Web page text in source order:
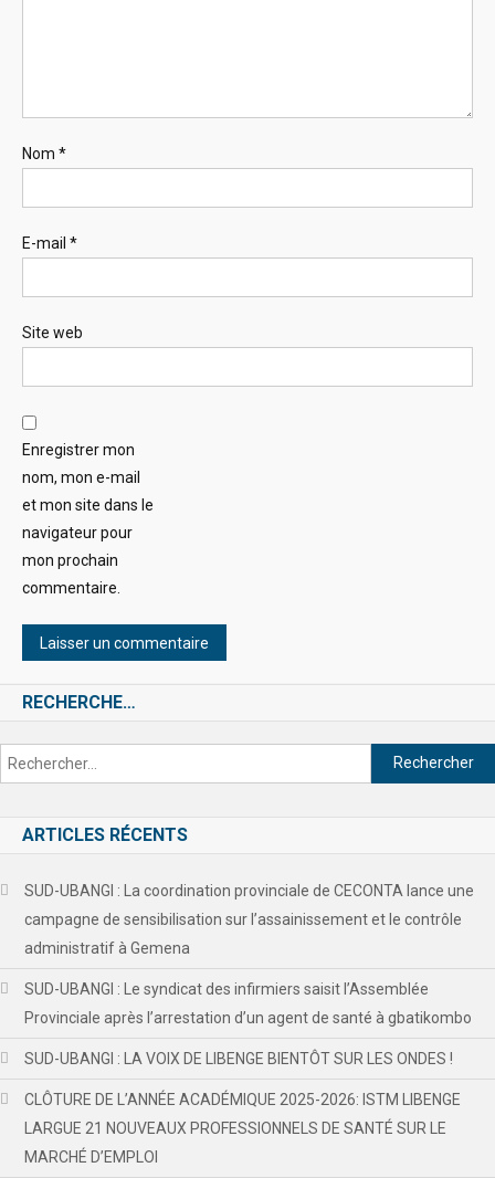
Nom *
E-mail *
Site web
Enregistrer mon
nom, mon e-mail
et mon site dans le
navigateur pour
mon prochain
commentaire.
RECHERCHE…
ARTICLES RÉCENTS
SUD-UBANGI : La coordination provinciale de CECONTA lance une
campagne de sensibilisation sur l’assainissement et le contrôle
administratif à Gemena
SUD-UBANGI : Le syndicat des infirmiers saisit l’Assemblée
Provinciale après l’arrestation d’un agent de santé à gbatikombo
SUD-UBANGI : LA VOIX DE LIBENGE BIENTÔT SUR LES ONDES !
CLÔTURE DE L’ANNÉE ACADÉMIQUE 2025-2026: ISTM LIBENGE
LARGUE 21 NOUVEAUX PROFESSIONNELS DE SANTÉ SUR LE
MARCHÉ D’EMPLOI